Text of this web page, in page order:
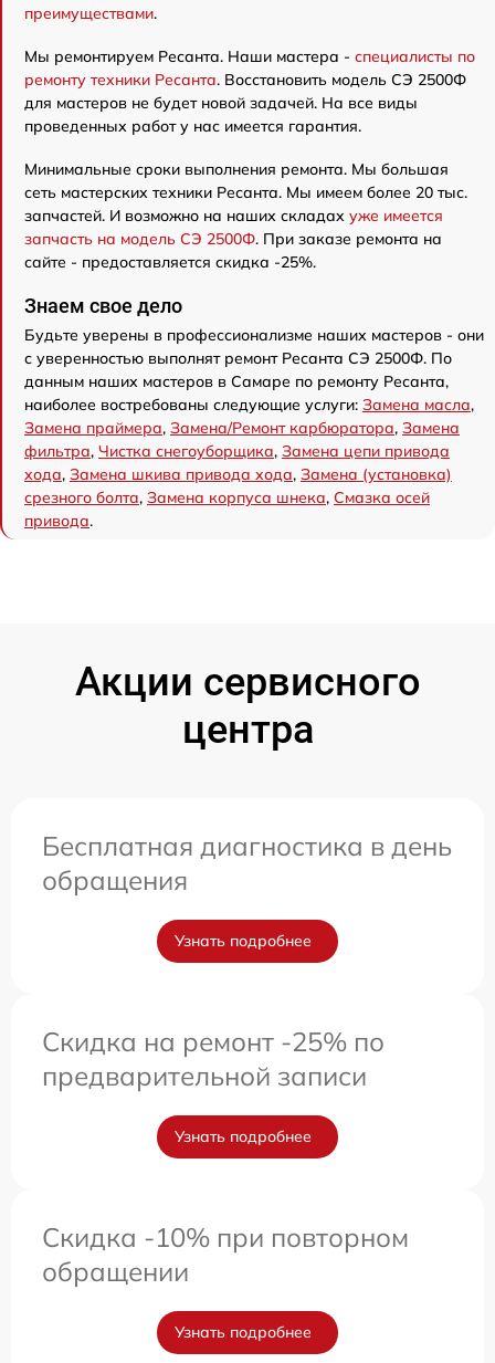
преимуществами.
Мы ремонтируем Ресанта. Наши мастера - специалисты по
ремонту техники Ресанта. Восстановить модель СЭ 2500Ф
для мастеров не будет новой задачей. На все виды
проведенных работ у нас имеется гарантия.
Минимальные сроки выполнения ремонта. Мы большая
сеть мастерских техники Ресанта. Мы имеем более 20 тыс.
запчастей. И возможно на наших складах уже имеется
запчасть на модель СЭ 2500Ф. При заказе ремонта на
сайте - предоставляется скидка -25%.
Знаем свое дело
Будьте уверены в профессионализме наших мастеров - они
с уверенностью выполнят ремонт Ресанта СЭ 2500Ф. По
данным наших мастеров в Самаре по ремонту Ресанта,
наиболее востребованы следующие услуги: Замена масла,
Замена праймера, Замена/Pемонт карбюратора, Замена
фильтра, Чистка снегоуборщика, Замена цепи привода
хода, Замена шкива привода хода, Замена (установка)
срезного болта, Замена корпуса шнека, Смазка осей
привода.
Акции сервисного
центра
Бесплатная диагностика в день
обращения
Узнать подробнее
Скидка на ремонт -25% по
предварительной записи
Узнать подробнее
Скидка -10% при повторном
обращении
Узнать подробнее